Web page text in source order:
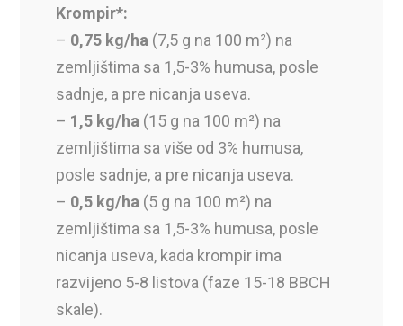
Krompir*:
– 0,75 kg/ha (7,5 g na 100 m²) na
zemljištima sa 1,5-3% humusa, posle
sadnje, a pre nicanja useva.
– 1,5 kg/ha (15 g na 100 m²) na
zemljištima sa više od 3% humusa,
posle sadnje, a pre nicanja useva.
– 0,5 kg/ha (5 g na 100 m²) na
zemljištima sa 1,5-3% humusa, posle
nicanja useva, kada krompir ima
razvijeno 5-8 listova (faze 15-18 BBCH
skale).